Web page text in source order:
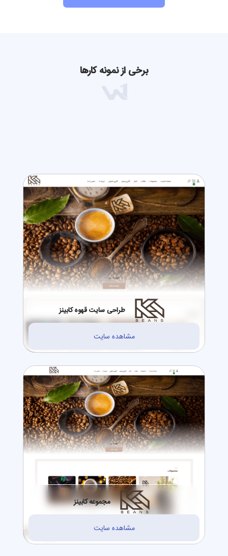
برخی از نمونه کارها
طراحی سایت قهوه کابینز
مشاهده سایت
مجموعه کابینز
مشاهده سایت